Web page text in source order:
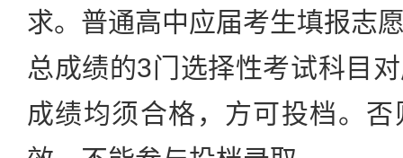
求。普通高中应届考生填报志
总成绩的3门选择性考试科目
成绩均须合格，方可投档。